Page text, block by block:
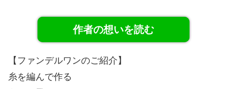
作者の想いを読む
【ファンデルワンのご紹介】
糸を編んで作る